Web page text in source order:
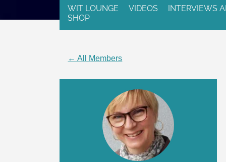
WIT LOUNGE VIDEOS INTERVIEWS
SHOP
← All Members